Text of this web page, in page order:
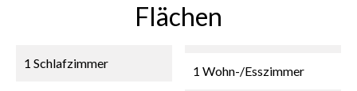
Flächen
1 Schlafzimmer
1 Wohn-/Esszimmer